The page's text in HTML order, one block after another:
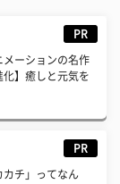
PR
メーションの名作
化】癒しと元気を
PR
チ」ってなん